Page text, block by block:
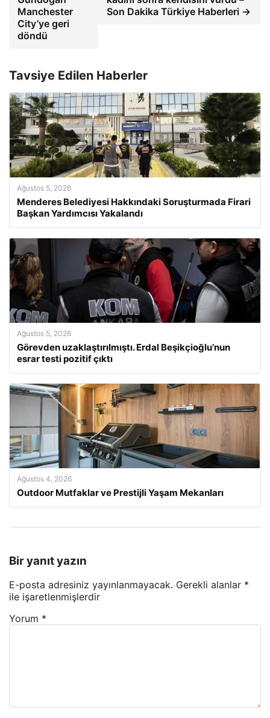
Manchester
City’ye geri
döndü
Son Dakika Türkiye Haberleri →
Tavsiye Edilen Haberler
Ağustos 5, 2026
Menderes Belediyesi Hakkındaki Soruşturmada Firari
Başkan Yardımcısı Yakalandı
Ağustos 5, 2026
Görevden uzaklaştırılmıştı. Erdal Beşikçioğlu’nun
esrar testi pozitif çıktı
Ağustos 4, 2026
Outdoor Mutfaklar ve Prestijli Yaşam Mekanları
Bir yanıt yazın
E-posta adresiniz yayınlanmayacak. Gerekli alanlar *
ile işaretlenmişlerdir
Yorum *